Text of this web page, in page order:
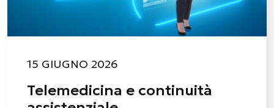
15 GIUGNO 2026
Telemedicina e continuità